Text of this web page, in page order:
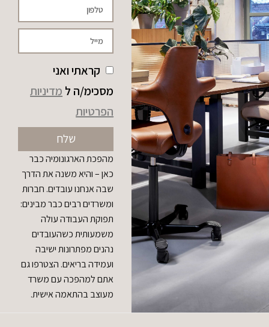
קראתי ואני
מסכימ/ה ל מדיניות
הפרטיות
שלח
מהפכת הארגונומיה כבר
כאן – והיא משנה את הדרך
שבה אנחנו עובדים. חברות
ומשרדים רבים כבר מבינים:
תפוקת העבודה עולה
משמעותית כשהעובדים
נהנים מפתרונות ישיבה
ועמידה בריאים. הצטרפו גם
אתם למהפכה עם משרד
מעוצב בהתאמה אישית.